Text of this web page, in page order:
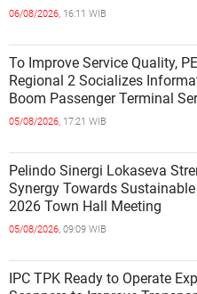
06/08/2026, 16:11 WIB
To Improve Service Quality,
Regional 2 Socializes
Boom Passenger Terminal
05/08/2026, 17:21 WIB
Pelindo Sinergi Lokaseva
Synergy Towards
2026 Town Hall Meeting
05/08/2026, 09:09 WIB
IPC TPK Ready to Operate